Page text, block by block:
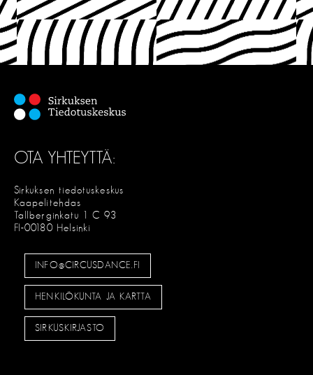
OTA YHTEYTTÄ:
Sirkuksen tiedotuskeskus
Kaapelitehdas
Tallberginkatu 1 C 93
FI-00180 Helsinki
INFO@CIRCUSDANCE.FI
HENKILÖKUNTA JA KARTTA
SIRKUSKIRJASTO